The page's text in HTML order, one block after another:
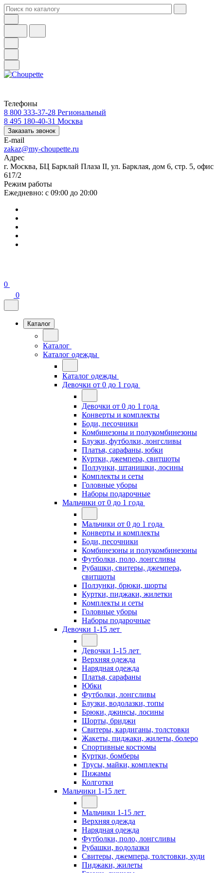
Телефоны
8 800 333-37-28 Региональный
8 495 180-40-31 Москва
Заказать звонок
E-mail
zakaz@my-choupette.ru
Адрес
г. Москва, БЦ Барклай Плаза II, ул. Барклая, дом 6, стр. 5, офис
617/2
Режим работы
Ежедневно: с 09:00 до 20:00
0
0
Каталог
Каталог
Каталог одежды
Каталог одежды
Девочки от 0 до 1 года
Девочки от 0 до 1 года
Конверты и комплекты
Боди, песочники
Комбинезоны и полукомбинезоны
Блузки, футболки, лонгсливы
Платья, сарафаны, юбки
Куртки, джемпера, свитшоты
Ползунки, штанишки, лосины
Комплекты и сеты
Головные уборы
Наборы подарочные
Мальчики от 0 до 1 года
Мальчики от 0 до 1 года
Конверты и комплекты
Боди, песочники
Комбинезоны и полукомбинезоны
Футболки, поло, лонгсливы
Рубашки, свитеры, джемпера,
свитшоты
Ползунки, брюки, шорты
Куртки, пиджаки, жилетки
Комплекты и сеты
Головные уборы
Наборы подарочные
Девочки 1-15 лет
Девочки 1-15 лет
Верхняя одежда
Нарядная одежда
Платья, сарафаны
Юбки
Футболки, лонгсливы
Блузки, водолазки, топы
Брюки, джинсы, лосины
Шорты, бриджи
Свитеры, кардиганы, толстовки
Жакеты, пиджаки, жилеты, болеро
Спортивные костюмы
Куртки, бомберы
Трусы, майки, комплекты
Пижамы
Колготки
Мальчики 1-15 лет
Мальчики 1-15 лет
Верхняя одежда
Нарядная одежда
Футболки, поло, лонгсливы
Рубашки, водолазки
Свитеры, джемпера, толстовки, худи
Пиджаки, жилеты